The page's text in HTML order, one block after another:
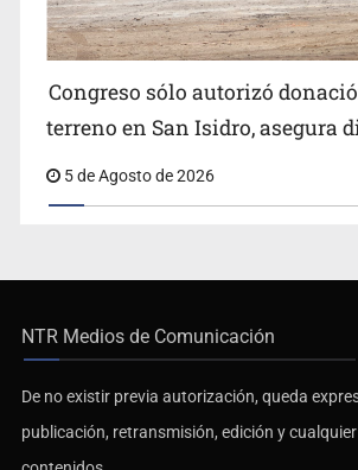
Congreso sólo autorizó
terreno en San Isidro, asegura
5 de Agosto de 2026
NTR Medios de Comunicación
De no existir previa autorización, queda
publicación, retransmisión, edición y